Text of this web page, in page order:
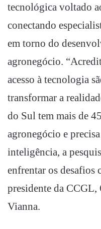
tecnológica voltado
conectando
em torno do
agronegócio.
acesso à tecnologia
transformar a
do Sul tem mais de
agronegócio e
inteligência, a
enfrentar os desafios
presidente da CCGL,
Vianna.